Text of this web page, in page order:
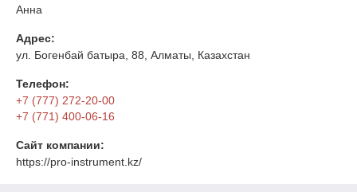
Анна
Адрес:
ул. Богенбай батыра, 88, Алматы, Казахстан
Телефон:
+7 (777) 272-20-00
+7 (771) 400-06-16
Сайт компании:
https://pro-instrument.kz/